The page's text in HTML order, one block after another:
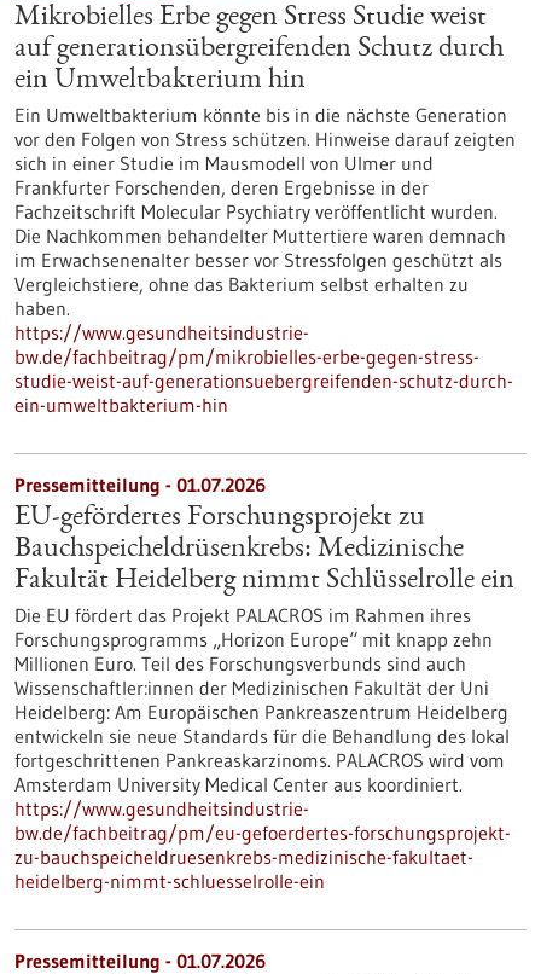
Mikrobielles Erbe gegen Stress Studie weist
auf generationsübergreifenden Schutz durch
ein Umweltbakterium hin
Ein Umweltbakterium könnte bis in die nächste Generation
vor den Folgen von Stress schützen. Hinweise darauf zeigten
sich in einer Studie im Mausmodell von Ulmer und
Frankfurter Forschenden, deren Ergebnisse in der
Fachzeitschrift Molecular Psychiatry veröffentlicht wurden.
Die Nachkommen behandelter Muttertiere waren demnach
im Erwachsenenalter besser vor Stressfolgen geschützt als
Vergleichstiere, ohne das Bakterium selbst erhalten zu
haben.
https://www.gesundheitsindustrie-
bw.de/fachbeitrag/pm/mikrobielles-erbe-gegen-stress-
studie-weist-auf-generationsuebergreifenden-schutz-durch-
ein-umweltbakterium-hin
Pressemitteilung - 01.07.2026
EU-gefördertes Forschungsprojekt zu
Bauchspeicheldrüsenkrebs: Medizinische
Fakultät Heidelberg nimmt Schlüsselrolle ein
Die EU fördert das Projekt PALACROS im Rahmen ihres
Forschungsprogramms „Horizon Europe“ mit knapp zehn
Millionen Euro. Teil des Forschungsverbunds sind auch
Wissenschaftler:innen der Medizinischen Fakultät der Uni
Heidelberg: Am Europäischen Pankreaszentrum Heidelberg
entwickeln sie neue Standards für die Behandlung des lokal
fortgeschrittenen Pankreaskarzinoms. PALACROS wird vom
Amsterdam University Medical Center aus koordiniert.
https://www.gesundheitsindustrie-
bw.de/fachbeitrag/pm/eu-gefoerdertes-forschungsprojekt-
zu-bauchspeicheldruesenkrebs-medizinische-fakultaet-
heidelberg-nimmt-schluesselrolle-ein
Pressemitteilung - 01.07.2026